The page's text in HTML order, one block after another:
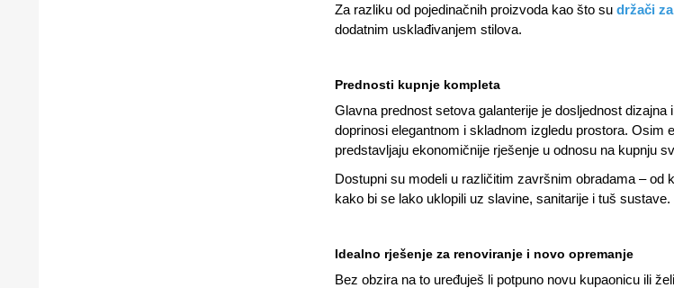
Za razliku od pojedinačnih proizvoda kao što su držači
dodatnim usklađivanjem stilova.
Prednosti kupnje kompleta
Glavna prednost setova galanterije je dosljednost
doprinosi elegantnom i skladnom izgledu prostora.
predstavljaju ekonomičnije rješenje u odnosu na kupnju
Dostupni su modeli u različitim završnim obradama – od
kako bi se lako uklopili uz slavine, sanitarije i tuš sustave.
Idealno rješenje za renoviranje i novo opremanje
Bez obzira na to uređuješ li potpuno novu kupaonicu ili